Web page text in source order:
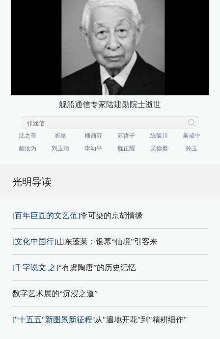
舰船通信专家陆建勋院士逝世
沈之荃 崔崑 顾诵芬 苏哲子 陈毓川
吴咸中
戴汝为
刘玉清 李幼平 魏正耀 吴德馨 孙玉
光明导读
[百年巨匠的文艺范]李可染的京胡情缘
[文化中国行]山东蓬莱：银幕“仙境”引客来
[千字说文 之]“有虞陶唐”的历史记忆
数字艺术展的“沉浸之道”
["十五五"新图景新征程]从"遍地开花"到"精耕细作"